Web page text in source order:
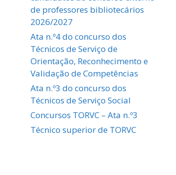
de professores bibliotecários
2026/2027
Ata n.º4 do concurso dos
Técnicos de Serviço de
Orientação, Reconhecimento e
Validação de Competências
Ata n.º3 do concurso dos
Técnicos de Serviço Social
Concursos TORVC – Ata n.º3
Técnico superior de TORVC